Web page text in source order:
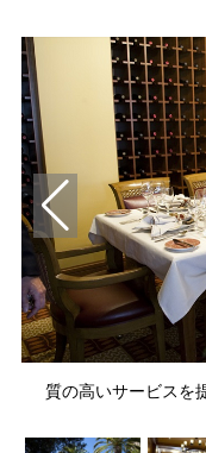
質の高いサービスを